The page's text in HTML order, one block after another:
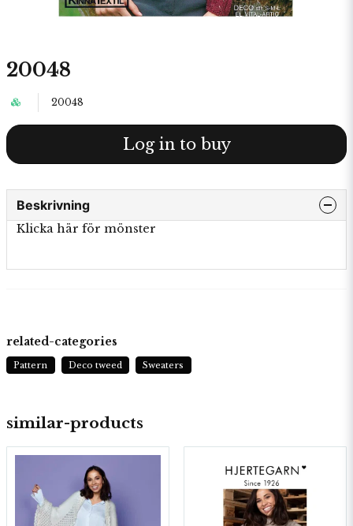
20048
20048
Log in to buy
Beskrivning
Klicka här för mönster
similar-products
related-categories
Pattern Deco tweed Sweaters